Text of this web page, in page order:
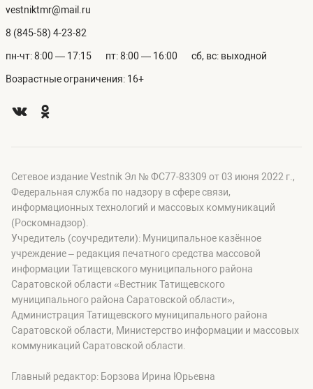
vestniktmr@mail.ru
8 (845-58) 4-23-82
пн-чт: 8:00 — 17:15 пт: 8:00 — 16:00 сб, вс: выходной
Возрастные ограничения: 16+
Сетевое издание Vestnik Эл № ФС77-83309 от 03 июня 2022 г.,
Федеральная служба по надзору в сфере связи,
информационных технологий и массовых коммуникаций
(Роскомнадзор).
Учредитель (соучредители): Муниципальное казённое
учреждение – редакция печатного средства массовой
информации Татищевского муниципального района
Саратовской области «Вестник Татищевского
муниципального района Саратовской области»,
Администрация Татищевского муниципального района
Саратовской области, Министерство информации и массовых
коммуникаций Саратовской области.
Главный редактор: Борзова Ирина Юрьевна